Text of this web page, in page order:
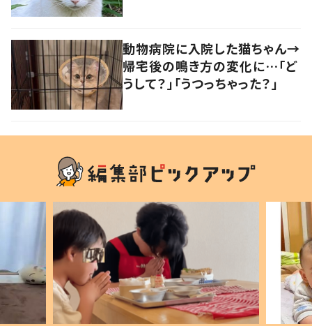
動物病院に入院した猫ちゃん→
帰宅後の鳴き方の変化に…「ど
うして？」「うつっちゃった？」